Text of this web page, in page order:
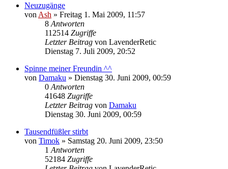
Neuzugänge
von Ash » Freitag 1. Mai 2009, 11:57
8 Antworten
112514 Zugriffe
Letzter Beitrag von LavenderRetic
Dienstag 7. Juli 2009, 20:52
Spinne meiner Freundin ^^
von Damaku » Dienstag 30. Juni 2009, 00:59
0 Antworten
41648 Zugriffe
Letzter Beitrag von Damaku
Dienstag 30. Juni 2009, 00:59
Tausendfüßler stirbt
von Timok » Samstag 20. Juni 2009, 23:50
1 Antworten
52184 Zugriffe